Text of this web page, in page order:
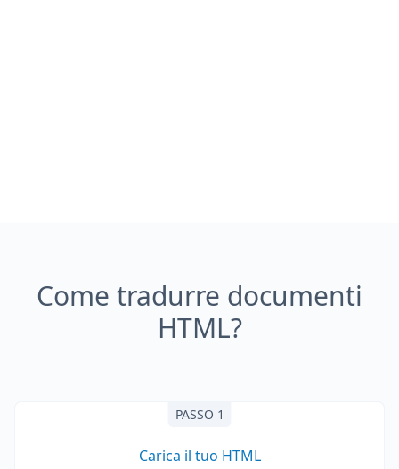
Come tradurre documenti
HTML?
PASSO 1
Carica il tuo HTML